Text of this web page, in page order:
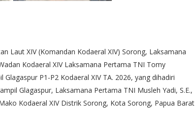
Laut XIV (Komandan Kodaeral XIV) Sorong, Laksamana
Kodaeral XIV Laksamana Pertama TNI Tomy
P1-P2 Kodaeral XIV TA. 2026, yang dihadiri
Glagaspur, Laksamana Pertama TNI Musleh Yadi, S.E.,
Kodaeral XIV Distrik Sorong, Kota Sorong, Papua Barat